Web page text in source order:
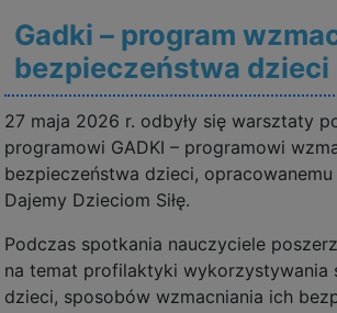
Gadki – program
bezpieczeństwa dzieci
27 maja 2026 r. odbyły się warsztaty
programowi GADKI – programowi
bezpieczeństwa dzieci,
Dajemy Dzieciom Siłę.
Podczas spotkania nauczyciele
na temat profilaktyki wykorzystywania
dzieci, sposobów wzmacniania ich